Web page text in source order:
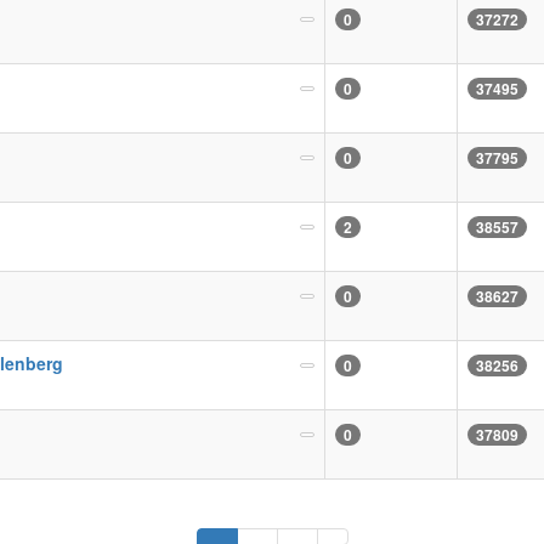
0 37272
0 37495
0 37795
2 38557
0 38627
0 38256
0 37809